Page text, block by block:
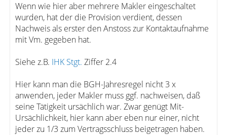
Wenn wie hier aber mehrere Makler eingeschaltet
wurden, hat der die Provision verdient, dessen
Nachweis als erster den Anstoss zur Kontaktaufnahme
mit Vm. gegeben hat.
Siehe z.B. IHK Stgt. Ziffer 2.4
Hier kann man die BGH-Jahresregel nicht 3 x
anwenden, jeder Makler muss ggf. nachweisen, daß
seine Tätigkeit ursächlich war. Zwar genügt Mit-
Ursächlichkeit, hier kann aber eben nur einer, nicht
jeder zu 1/3 zum Vertragsschluss beigetragen haben.